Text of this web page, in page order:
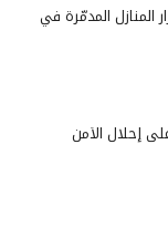
المدمّرة في
إحلال الأمن